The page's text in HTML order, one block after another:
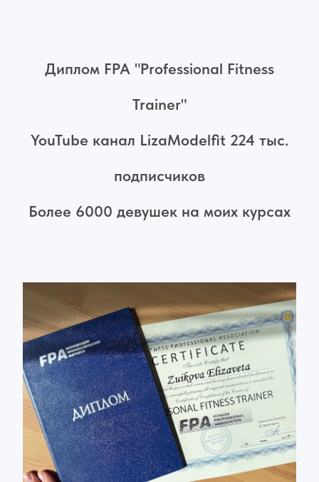
Диплом FPA "Professional Fitness
Trainer"
YouTube канал LizaModelfit 224 тыс.
подписчиков
Более 6000 девушек на моих курсах